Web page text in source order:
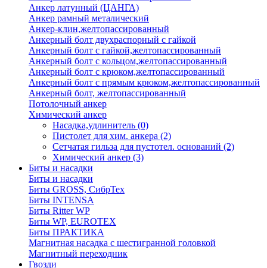
Анкер латунный (ЦАНГА)
Анкер рамный металический
Анкер-клин,желтопассированный
Анкерный болт двухраспорный с гайкой
Анкерный болт с гайкой,желтопассированный
Анкерный болт с кольцом,желтопассированный
Анкерный болт с крюком,желтопассированный
Анкерный болт с прямым крюком,желтопассированный
Анкерный болт, желтопассированный
Потолочный анкер
Химический анкер
Насадка,удлинитель (0)
Пистолет для хим. анкера (2)
Сетчатая гильза для пустотел. оснований (2)
Химический анкер (3)
Биты и насадки
Биты и насадки
Биты GROSS, СибрТех
Биты INTENSA
Биты Ritter WP
Биты WP, EUROTEX
Биты ПРАКТИКА
Магнитная насадка с шестигранной головкой
Магнитный переходник
Гвозди